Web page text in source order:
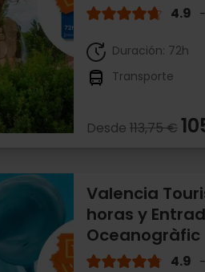
4.9
Duración: 72h
Transporte
Desde 113,75 €
Valencia
horas y
Oceanogràfic
4.9